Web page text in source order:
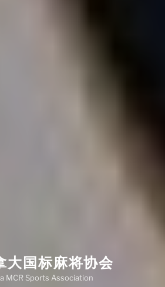
大国标麻将协会
MCR Sports Association